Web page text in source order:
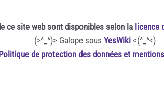
ce site web sont disponibles selon la licence
(>^_^)> Galope sous YesWiki<(^_^<)
de protection des données et